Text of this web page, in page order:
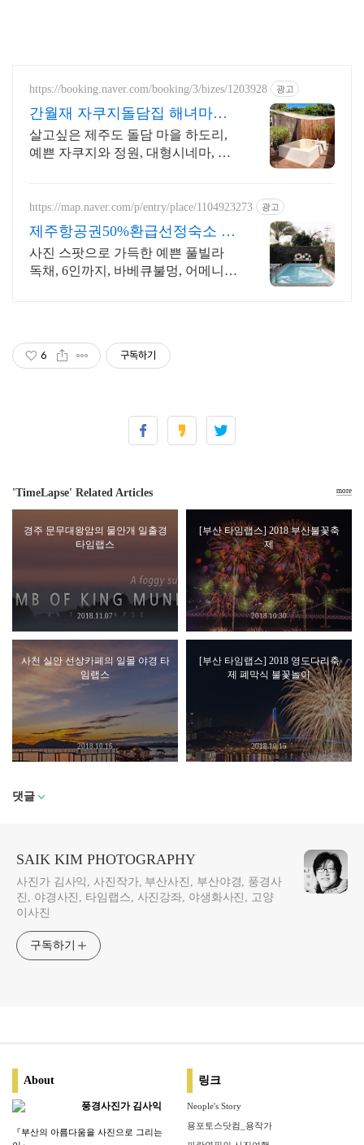
https://booking.naver.com/booking/3/bizes/1203928 광고
간월재 자쿠지돌담집 해녀마을
하도리 제주돌담집
살고싶은 제주도 돌담 마을 하도리,
예쁜 자쿠지와 정원, 대형시네마, 바
https://map.naver.com/p/entry/place/1104923273 광고
제주항공권50%환급선정숙소 대
문을 여는 순간 예쁨 가득
사진 스팟으로 가득한 예쁜 풀빌라
독채, 6인까지, 바베큐불멍, 어메니티
6 구독하기
'TimeLapse' Related Articles
경주 문무대왕암의 물안개 일출경
타임랩스
2018.11.07
[부산 타임랩스] 2018 부산불꽃축
제
2018.10.30
사천 실안 선상카페의 일몰 야경 타
임랩스
2018.10.16
[부산 타임랩스] 2018 영도다리축
제 폐막식 불꽃놀이
2018.10.15
more
댓글
SAIK KIM PHOTOGRAPHY
사진가 김사익, 사진작가, 부산사진, 부산야경, 풍경사
진, 야경사진, 타임랩스, 사진강좌, 야생화사진, 고양
이사진
구독하기
About
풍경사진가 김사익
『부산의 아름다움을 사진으로 그리는
링크
Neople's Story
용포토스닷컴_용작가